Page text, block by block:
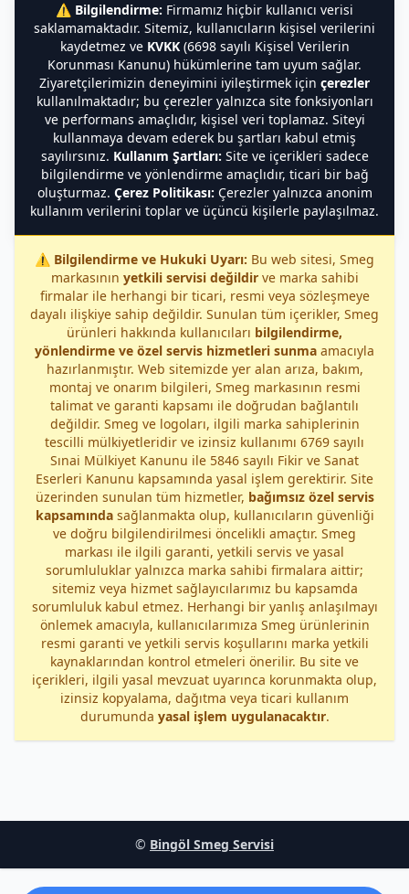
⚠️ Bilgilendirme: Firmamız hiçbir kullanıcı verisi
saklamamaktadır. Sitemiz, kullanıcıların kişisel verilerini
kaydetmez ve KVKK(6698 sayılı Kişisel Verilerin
Korunması Kanunu) hükümlerine tam uyum sağlar.
Ziyaretçilerimizin deneyimini iyileştirmek için çerezler
kullanılmaktadır; bu çerezler yalnızca site fonksiyonları
ve performans amaçlıdır, kişisel veri toplamaz. Siteyi
kullanmaya devam ederek bu şartları kabul etmiş
sayılırsınız. Kullanım Şartları: Site ve içerikleri sadece
bilgilendirme ve yönlendirme amaçlıdır, ticari bir bağ
oluşturmaz. Çerez Politikası: Çerezler yalnızca anonim
kullanım verilerini toplar ve üçüncü kişilerle paylaşılmaz.
⚠️ Bilgilendirme ve Hukuki Uyarı: Bu web sitesi, Smeg
markasının yetkili servisi değildirve marka sahibi
firmalar ile herhangi bir ticari, resmi veya sözleşmeye
dayalı ilişkiye sahip değildir. Sunulan tüm içerikler, Smeg
ürünleri hakkında kullanıcıları bilgilendirme,
yönlendirme ve özel servis hizmetleri sunma amacıyla
hazırlanmıştır. Web sitemizde yer alan arıza, bakım,
montaj ve onarım bilgileri, Smeg markasının resmi
talimat ve garanti kapsamı ile doğrudan bağlantılı
değildir. Smeg ve logoları, ilgili marka sahiplerinin
tescilli mülkiyetleridir ve izinsiz kullanımı 6769 sayılı
Sınai Mülkiyet Kanunu ile 5846 sayılı Fikir ve Sanat
Eserleri Kanunu kapsamında yasal işlem gerektirir. Site
üzerinden sunulan tüm hizmetler, bağımsız özel servis
kapsamındasağlanmakta olup, kullanıcıların güvenliği
ve doğru bilgilendirilmesi öncelikli amaçtır. Smeg
markası ile ilgili garanti, yetkili servis ve yasal
sorumluluklar yalnızca marka sahibi firmalara aittir;
sitemiz veya hizmet sağlayıcılarımız bu kapsamda
sorumluluk kabul etmez. Herhangi bir yanlış anlaşılmayı
önlemek amacıyla, kullanıcılarımıza Smeg ürünlerinin
resmi garanti ve yetkili servis koşullarını marka yetkili
kaynaklarından kontrol etmeleri önerilir. Bu site ve
içerikleri, ilgili yasal mevzuat uyarınca korunmakta olup,
izinsiz kopyalama, dağıtma veya ticari kullanım
durumunda yasal işlem uygulanacaktır.
© Bingöl Smeg Servisi